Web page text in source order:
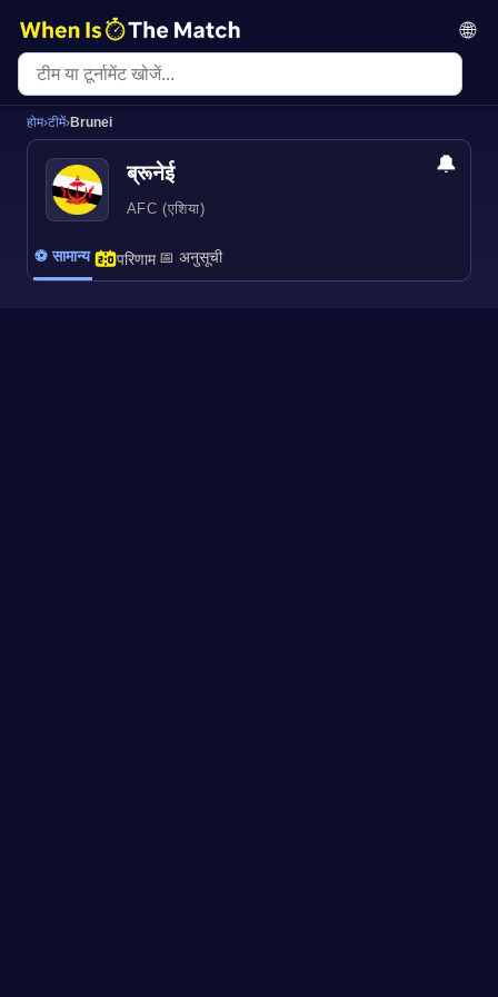
🌐
होम›टीमें›Brunei
ब्रूनेई
AFC (एशिया)
🔔
⚽ सामान्य परिणाम 📅 अनुसूची